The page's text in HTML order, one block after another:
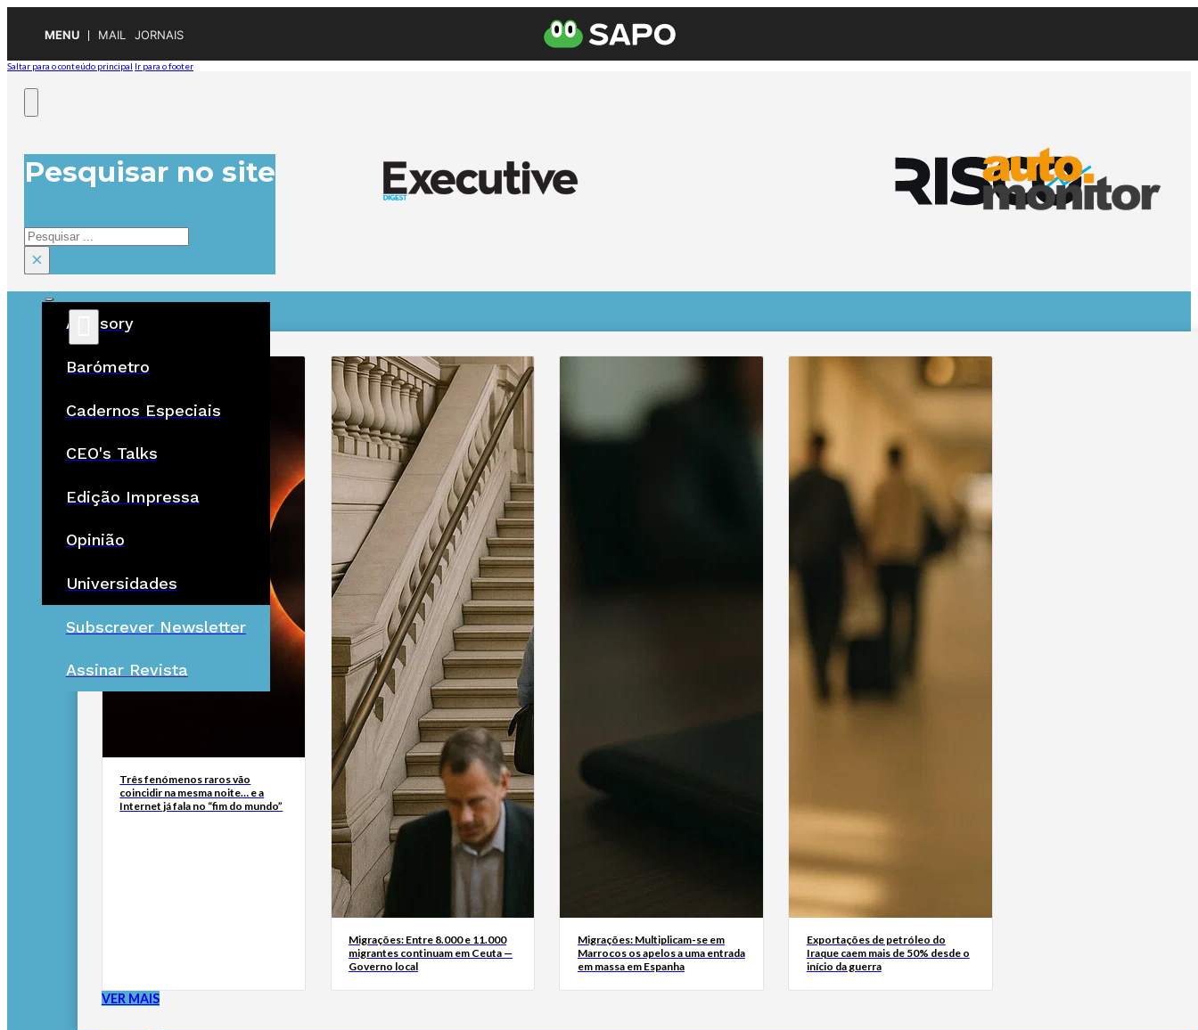
MENU MAIL JORNAIS
Saltar para o conteúdo principal Ir para o footer
Pesquisar no site
Pesquisar
×
Advisory
Barómetro
Cadernos Especiais
CEO's Talks
Edição Impressa
Opinião
Universidades
Subscrever Newsletter
Assinar Revista
ÚLTIMAS
Três fenómenos raros vão
coincidir na mesma noite… e a
Internet já fala no “fim do mundo”
Migrações: Entre 8.000 e 11.000
migrantes continuam em Ceuta —
Governo local
Migrações: Multiplicam-se em
Marrocos os apelos a uma entrada
em massa em Espanha
Exportações de petróleo do
Iraque caem mais de 50% desde o
início da guerra
VER MAIS